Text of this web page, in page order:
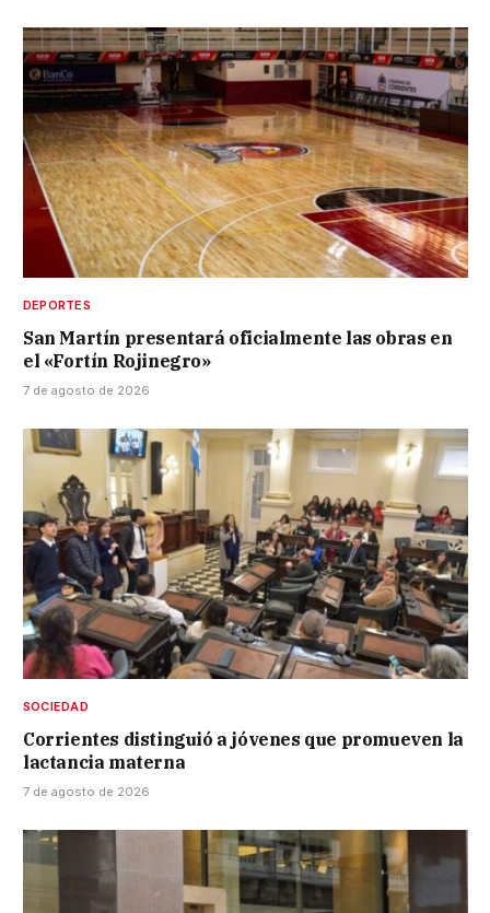
DEPORTES
San Martín presentará oficialmente las obras en
el «Fortín Rojinegro»
7 de agosto de 2026
SOCIEDAD
Corrientes distinguió a jóvenes que promueven la
lactancia materna
7 de agosto de 2026